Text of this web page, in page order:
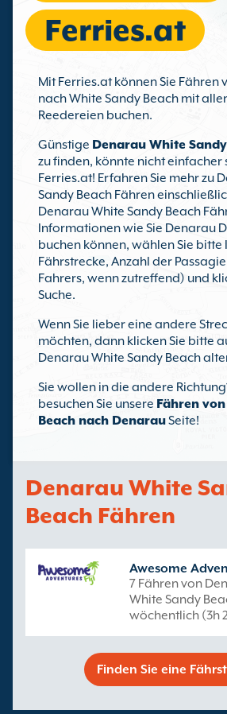
Ferries.at
Mit Ferries.at können Sie Fähren
nach White Sandy Beach mit
Reedereien buchen.
Günstige Denarau White
zu finden, könnte nicht einfacher
Ferries.at! Erfahren Sie mehr zu
Sandy Beach Fähren
Denarau White Sandy Beach
Informationen wie Sie Denarau
buchen können, wählen Sie bitte
Fährstrecke, Anzahl der
Fahrers, wenn zutreffend) und
Suche.
Wenn Sie lieber eine andere
möchten, dann klicken Sie bitte
Denarau White Sandy Beach
Sie wollen in die andere
besuchen Sie unsere Fähren
Beach nach DenarauSeite!
Denarau White
Beach Fähren
Awesome
7 Fähren von
White Sandy
wöchentlich (3h
Finden Sie eine